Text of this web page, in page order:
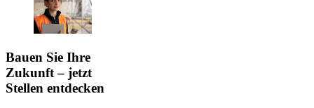
Bauen Sie Ihre
Zukunft – jetzt
Stellen entdecken